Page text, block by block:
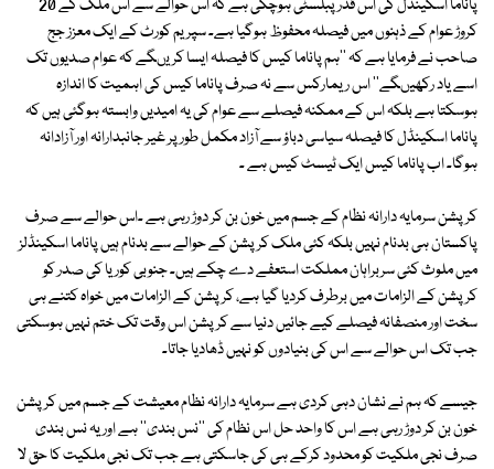
پاناما اسکینڈل کی اس قدر پبلسٹی ہوچکی ہے کہ اس حوالے سے اس ملک کے 20
کروڑ عوام کے ذہنوں میں فیصلہ محفوظ ہوگیا ہے۔ سپریم کورٹ کے ایک معزز جج
صاحب نے فرمایا ہے کہ ''ہم پاناما کیس کا فیصلہ ایسا کریںگے کہ عوام صدیوں تک
اسے یاد رکھیںگے'' اس ریمارکس سے نہ صرف پاناما کیس کی اہمیت کا اندازہ
ہوسکتا ہے بلکہ اس کے ممکنہ فیصلے سے عوام کی یہ امیدیں وابستہ ہوگئی ہیں کہ
پاناما اسکینڈل کا فیصلہ سیاسی دباؤ سے آزاد مکمل طور پر غیر جانبدارانہ اور آزادانہ
ہوگا۔ اب پاناما کیس ایک ٹیسٹ کیس ہے ۔
کرپشن سرمایہ دارانہ نظام کے جسم میں خون بن کر دوڑ رہی ہے ۔اس حوالے سے صرف
پاکستان ہی بدنام نہیں بلکہ کئی ملک کرپشن کے حوالے سے بدنام ہیں پاناما اسکینڈلز
میں ملوث کئی سربراہان مملکت استعفے دے چکے ہیں۔ جنوبی کوریا کی صدر کو
کرپشن کے الزامات میں برطرف کردیا گیا ہے، کرپشن کے الزامات میں خواہ کتنے ہی
سخت اور منصفانہ فیصلے کیے جائیں دنیا سے کرپشن اس وقت تک ختم نہیں ہوسکتی
جب تک اس حوالے سے اس کی بنیادوں کو نہیں ڈھادیا جاتا۔
جیسے کہ ہم نے نشان دہی کردی ہے سرمایہ دارانہ نظام معیشت کے جسم میں کرپشن
خون بن کر دوڑ رہی ہے اس کا واحد حل اس نظام کی ''نس بندی'' ہے اور یہ نس بندی
صرف نجی ملکیت کو محدود کرکے ہی کی جاسکتی ہے جب تک نجی ملکیت کا حق لا